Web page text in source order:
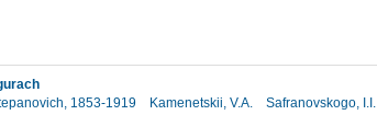
1853-1919
Kamenetskii, V.A. Safranovskogo, I.I.